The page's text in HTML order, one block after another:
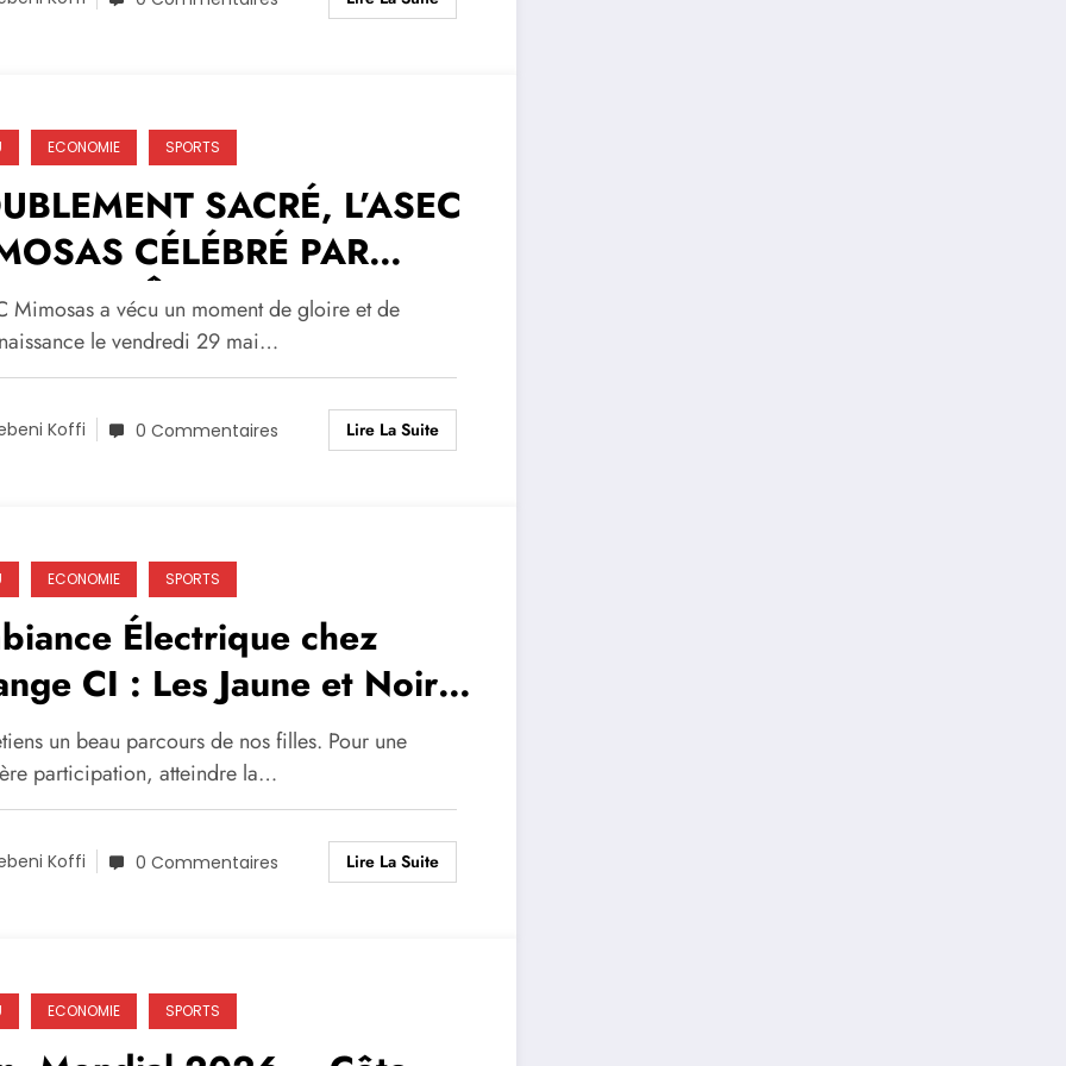
ECONOMIE SPORTS
SACRÉ, L’ASEC
CÉLÉBRÉ PAR
CÔTE D’IVOIRE
Mimosas a vécu un moment de gloire et de
le vendredi 29 mai…
Koffi 0 Commentaires Lire La Suite
ECONOMIE SPORTS
Électrique chez
CI : Les Jaune et Noir
le Parcours des
un beau parcours de nos filles. Pour une
participation, atteindre la…
Koffi 0 Commentaires Lire La Suite
ECONOMIE SPORTS